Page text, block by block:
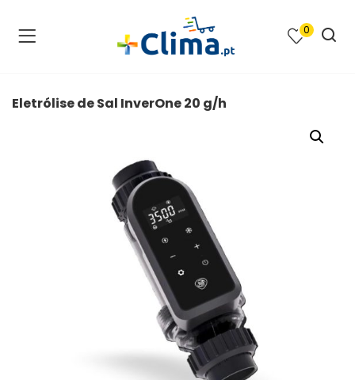
0
Eletrólise de Sal InverOne 20 g/h